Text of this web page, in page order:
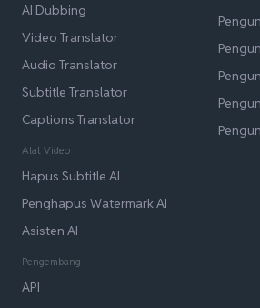
AI Dubbing
Video Translator
Audio Translator
Subtitle Translator
Captions Translator
Alat Video
Hapus Subtitle AI
Penghapus Watermark AI
Asisten AI
Pengembang
API